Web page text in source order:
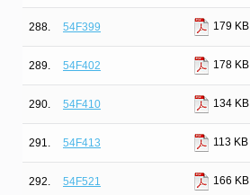
288. 54F399 179 KB
289. 54F402 178 KB
290. 54F410 134 KB
291. 54F413 113 KB
292. 54F521 166 KB